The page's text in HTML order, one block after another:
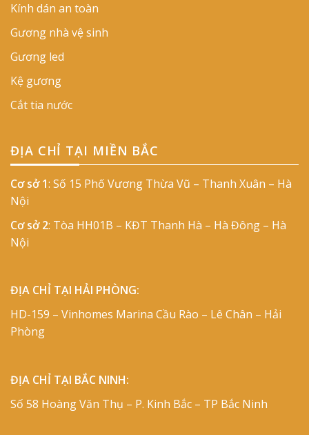
Kính dán an toàn
Gương nhà vệ sinh
Gương led
Kệ gương
Cắt tia nước
ĐỊA CHỈ TẠI MIỀN BẮC
Cơ sở 1: Số 15 Phố Vương Thừa Vũ – Thanh Xuân – Hà
Nội
Cơ sở 2: Tòa HH01B – KĐT Thanh Hà – Hà Đông – Hà
Nội
ĐỊA CHỈ TẠI HẢI PHÒNG:
HD-159 – Vinhomes Marina Cầu Rào – Lê Chân – Hải
Phòng
ĐỊA CHỈ TẠI BẮC NINH:
Số 58 Hoàng Văn Thụ – P. Kinh Bắc – TP Bắc Ninh